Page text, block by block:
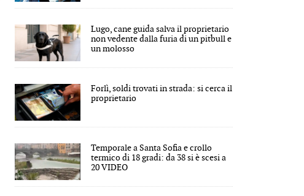
Lugo, cane guida salva il proprietario
non vedente dalla furia di un pitbull e
un molosso
Forlì, soldi trovati in strada: si cerca il
proprietario
Temporale a Santa Sofia e crollo
termico di 18 gradi: da 38 si è scesi a
20 VIDEO